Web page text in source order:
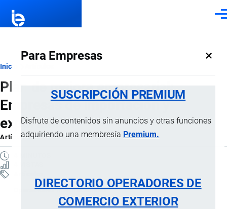
Para Empresas ×
SUSCRIPCIÓN PREMIUM
Disfrute de contenidos sin anuncios y otras funciones
adquiriendo una membresía Premium.
DIRECTORIO OPERADORES DE
COMERCIO EXTERIOR
Ruta
de
navegación
Inicio
Plan de mejora empresarial:
Empresas de importación y
exportación
ArtículoporJaime Mise, 22 Abril, 2026
Operaciones internacionales